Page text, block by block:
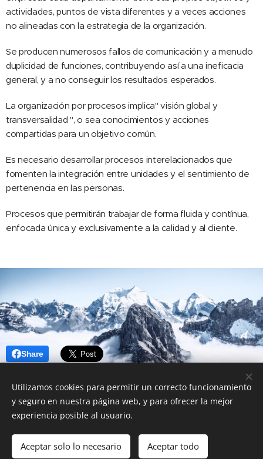
actividades, puntos de vista diferentes y a veces acciones
no alineadas con la estrategia de la organización.
Se producen numerosos fallos de comunicación y a menudo
duplicidad de funciones, contribuyendo así a una ineficacia
general, y a no conseguir los resultados esperados.
La organización por procesos implica" visión global y
transversalidad ", o sea conocimientos y acciones
compartidas para un objetivo común.
Es necesario desarrollar procesos interelacionados que
fomenten la integración entre unidades y el sentimiento de
pertenencia en las personas.
Procesos que permitirán trabajar de forma fluida y contínua,
enfocada única y exclusivamente a la calidad y al cliente.
Share
Miquel Segura Xartó- miquel.segura55@gmail.com
Creado conWebnode Cookies
Utilizamos cookies para permitir un correcto funcionamiento
y seguro en nuestra página web, y para ofrecer la mejor
experiencia posible al usuario.
Aceptar solo lo necesario Aceptar todo